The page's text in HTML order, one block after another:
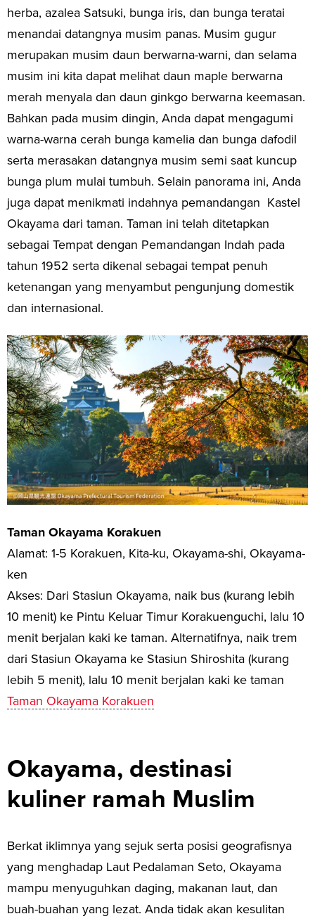
herba, azalea Satsuki, bunga iris, dan bunga teratai
menandai datangnya musim panas. Musim gugur
merupakan musim daun berwarna-warni, dan selama
musim ini kita dapat melihat daun maple berwarna
merah menyala dan daun ginkgo berwarna keemasan.
Bahkan pada musim dingin, Anda dapat mengagumi
warna-warna cerah bunga kamelia dan bunga dafodil
serta merasakan datangnya musim semi saat kuncup
bunga plum mulai tumbuh. Selain panorama ini, Anda
juga dapat menikmati indahnya pemandangan Kastel
Okayama dari taman. Taman ini telah ditetapkan
sebagai Tempat dengan Pemandangan Indah pada
tahun 1952 serta dikenal sebagai tempat penuh
ketenangan yang menyambut pengunjung domestik
dan internasional.
Taman Okayama Korakuen
Alamat: 1-5 Korakuen, Kita-ku, Okayama-shi, Okayama-
ken
Akses: Dari Stasiun Okayama, naik bus (kurang lebih
10 menit) ke Pintu Keluar Timur Korakuenguchi, lalu 10
menit berjalan kaki ke taman. Alternatifnya, naik trem
dari Stasiun Okayama ke Stasiun Shiroshita (kurang
lebih 5 menit), lalu 10 menit berjalan kaki ke taman
Taman Okayama Korakuen
Okayama, destinasi
kuliner ramah Muslim
Berkat iklimnya yang sejuk serta posisi geografisnya
yang menghadap Laut Pedalaman Seto, Okayama
mampu menyuguhkan daging, makanan laut, dan
buah-buahan yang lezat. Anda tidak akan kesulitan